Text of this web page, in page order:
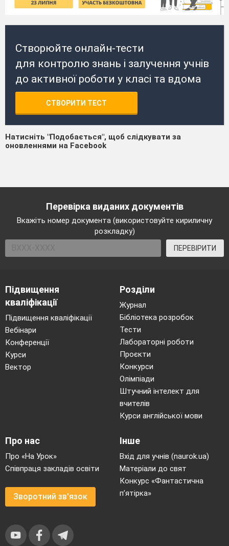
Створюйте онлайн-тести
для контролю знань і залучення учнів
до активної роботи у класі та вдома
СТВОРИТИ ТЕСТ
Натисніть "Подобається", щоб слідкувати за
оновленнями на Facebook
Перевірка виданих документів
Вкажіть номер документа (використовуйте кириличну
розкладку)
ПЕРЕВІРИТИ
Підвищення
кваліфікації
Підвищення кваліфікації
Вебінари
Конференції
Курси
Вектор
Розділи
Журнал
Бібліотека розробок
Тести
Лабораторні роботи
Проєкти
Конкурси
Олімпіади
Штучний інтелект для
вчителів
Курси англійської мови
Про нас
Про «На Урок»
Співпраця закладів освіти
Зворотний зв'язок
Інше
Вхід для учнів (naurok.ua)
Матеріали до свят
Конкурс «Фантастична
п’ятірка»